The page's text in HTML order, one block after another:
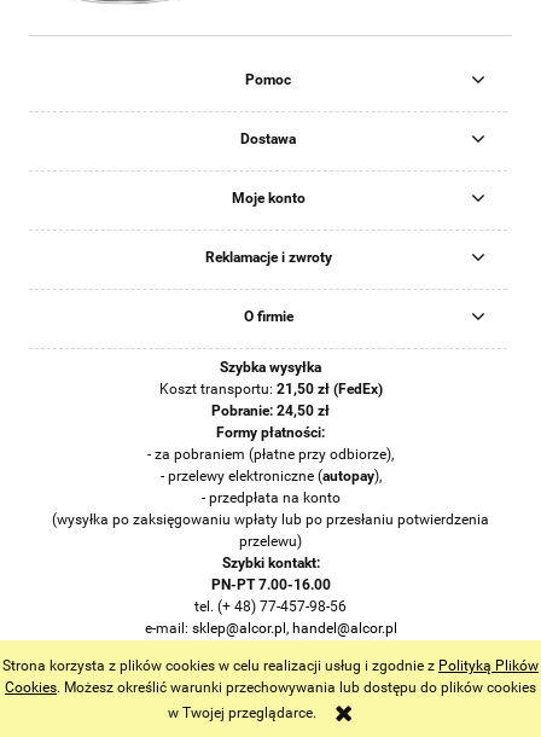
Strona korzysta z plików cookies w celu realizacji usług i zgodnie z Polityką Plików
Cookies. Możesz określić warunki przechowywania lub dostępu do plików cookies
w Twojej przeglądarce.
Pomoc
Dostawa
Moje konto
Reklamacje i zwroty
O firmie
Szybka wysyłka
Koszt transportu: 21 ,50 zł (FedEx)
Pobranie: 24,50 zł
Formy płatności:
- za pobraniem (płatne przy odbiorze),
- przelewy elektroniczne (autopay),
- przedpłata na konto
(wysyłka po zaksięgowaniu wpłaty lub po przesłaniu potwierdzenia
przelewu)
Szybki kontakt:
PN-PT 7.00-16.00
tel. (+ 48) 77-457-98-56
e-mail: sklep@alcor.pl , handel@alcor.pl
pokaż pełną wersję strony
Sklep internetowy Shoper.pl